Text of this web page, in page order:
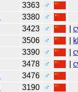
3363
♂
3380
♂
3423 ♂ |
3506 ♂
3390 ♂ |
3478 ♂ |
3476
♂
3190
♂